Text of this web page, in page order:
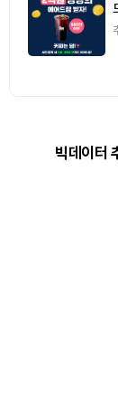
빅데이터